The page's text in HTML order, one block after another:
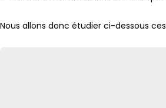
Nous allons donc étudier ci-dessous